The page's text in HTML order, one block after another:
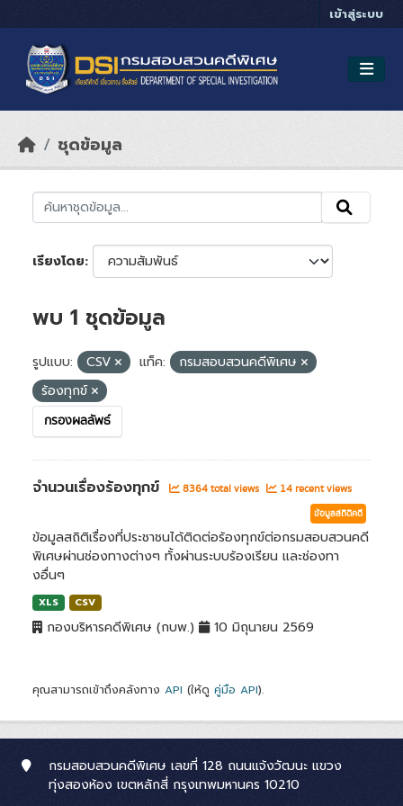
เข้าสู่ระบบ
ชุดข้อมูล
เรียงโดย
พบ 1 ชุดข้อมูล
รูปแบบ: CSV แท็ค:
กรมสอบสวนคดีพิเศษ
ร้องทุกข์
กรองผลลัพธ์
จำนวนเรื่องร้องทุกข์ 8364 total views 14 recent views
ข้อมูลสถิติคดี
ข้อมูลสถิติเรื่องที่ประชาชนได้ติดต่อร้องทุกข์ต่อกรมสอบสวนคดี
พิเศษผ่านช่องทางต่างๆ ทั้งผ่านระบบร้องเรียน และช่องทา
งอื่นๆ
XLS CSV
กองบริหารคดีพิเศษ (กบพ.) 10 มิถุนายน 2569
คุณสามารถเข้าถึงคลังทาง API (ให้ดู คู่มือ API).
กรมสอบสวนคดีพิเศษ เลขที่ 128 ถนนแจ้งวัฒนะ แขวง
ทุ่งสองห้อง เขตหลักสี่ กรุงเทพมหานคร 10210